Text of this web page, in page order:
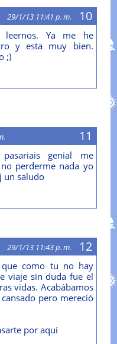
29/1/13 11:41 p. m.
leernos. Ya me he
y esta muy bien.
;)
genial me
perderme nada yo
un saludo
29/1/13 11:43 p. m.
que como tu no hay
viaje sin duda fue el
vidas. Acabábamos
pero mereció
por aquí